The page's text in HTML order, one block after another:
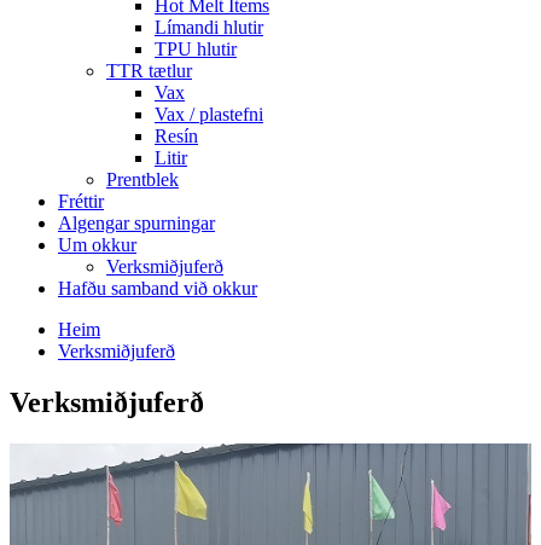
Hot Melt Items
Límandi hlutir
TPU hlutir
TTR tætlur
Vax
Vax / plastefni
Resín
Litir
Prentblek
Fréttir
Algengar spurningar
Um okkur
Verksmiðjuferð
Hafðu samband við okkur
Heim
Verksmiðjuferð
Verksmiðjuferð